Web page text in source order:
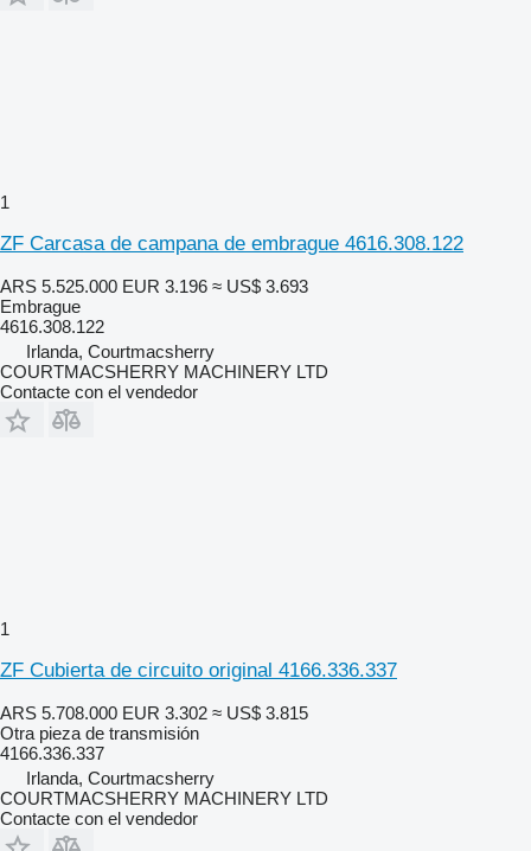
1
ZF Carcasa de campana de embrague 4616.308.122
ARS 5.525.000 EUR 3.196 ≈ US$ 3.693
Embrague
4616.308.122
Irlanda, Courtmacsherry
COURTMACSHERRY MACHINERY LTD
Contacte con el vendedor
1
ZF Cubierta de circuito original 4166.336.337
ARS 5.708.000 EUR 3.302 ≈ US$ 3.815
Otra pieza de transmisión
4166.336.337
Irlanda, Courtmacsherry
COURTMACSHERRY MACHINERY LTD
Contacte con el vendedor